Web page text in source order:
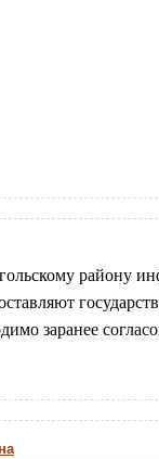
району
заранее